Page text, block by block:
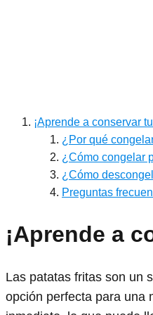
¡Aprende a conservar
¿Por qué
¿Cómo congelar
¿Cómo
Preguntas
¡Aprende a
Las patatas fritas son un
opción perfecta para una